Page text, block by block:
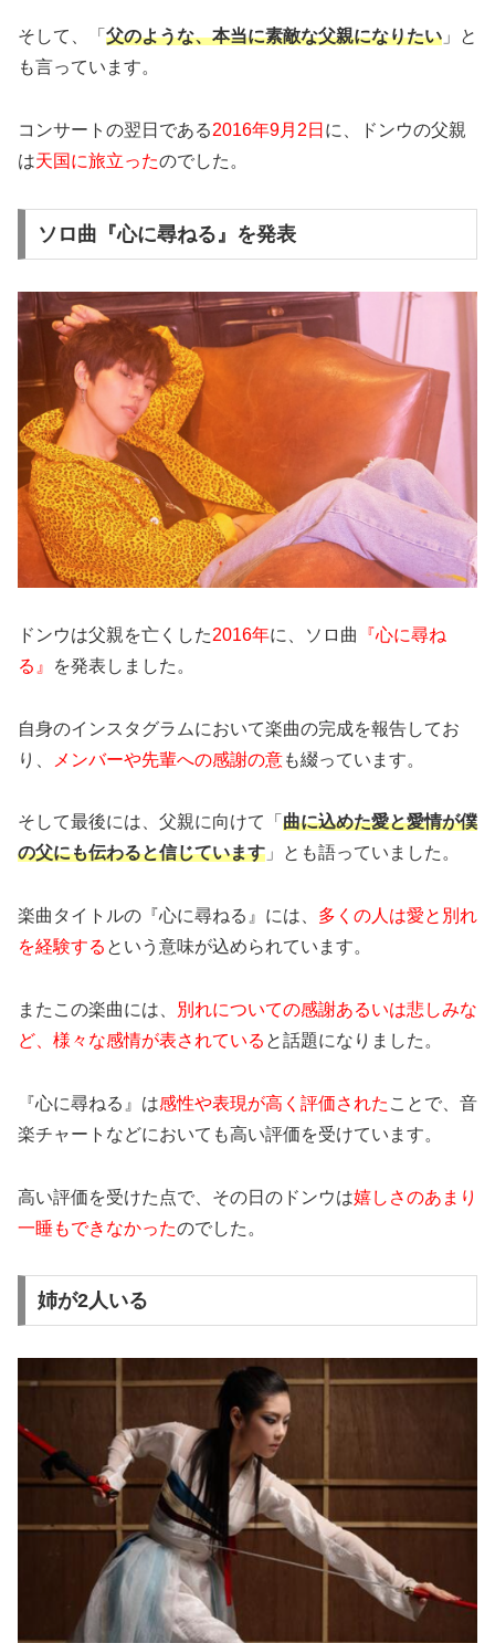
そして、「 父のような、本当に素敵な父親になりたい 」と
も言っています。
コンサートの翌日である2016年9月2日 に、ドンウの父親
は天国に旅立ったのでした。
ソロ曲『心に尋ねる』を発表
ドンウは父親を亡くした2016年に、ソロ曲
『心に尋ね
る』
を発表しました。
自身のインスタグラムにおいて楽曲の完成を報告してお
り、
メンバーや先輩への感謝の意も綴っています。
そして最後には、父親に向けて「 曲に込めた愛と愛情が僕
の父にも伝わると信じています 」とも語っていました。
楽曲タイトルの『心に尋ねる』には、 多くの人は愛と別れ
を経験する という意味が込められています。
またこの楽曲には、
別れについての感謝あるいは悲しみな
ど、様々な感情が表されている と話題になりました。
『心に尋ねる』は感性や表現が高く評価された ことで、音
楽チャートなどにおいても高い評価を受けています。
高い評価を受けた点で、その日のドンウは嬉しさのあまり
一睡もできなかったのでした。
姉が2人いる